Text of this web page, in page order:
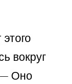
вокруг
Оно